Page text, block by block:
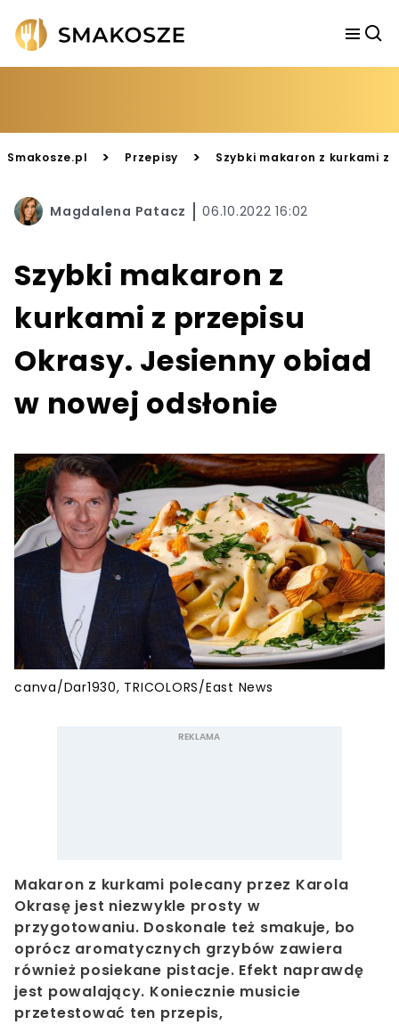
Smakosze.pl > Przepisy > Szybki makaron z kurkami z
Magdalena Patacz 06.10.2022 16:02
Szybki makaron z
kurkami z przepisu
Okrasy. Jesienny obiad
w nowej odsłonie
canva/Dar1930, TRICOLORS/East News
Makaron z kurkami polecany przez Karola
Okrasę jest niezwykle prosty w
przygotowaniu. Doskonale też smakuje, bo
oprócz aromatycznych grzybów zawiera
również posiekane pistacje. Efekt naprawdę
jest powalający. Koniecznie musicie
przetestować ten przepis,